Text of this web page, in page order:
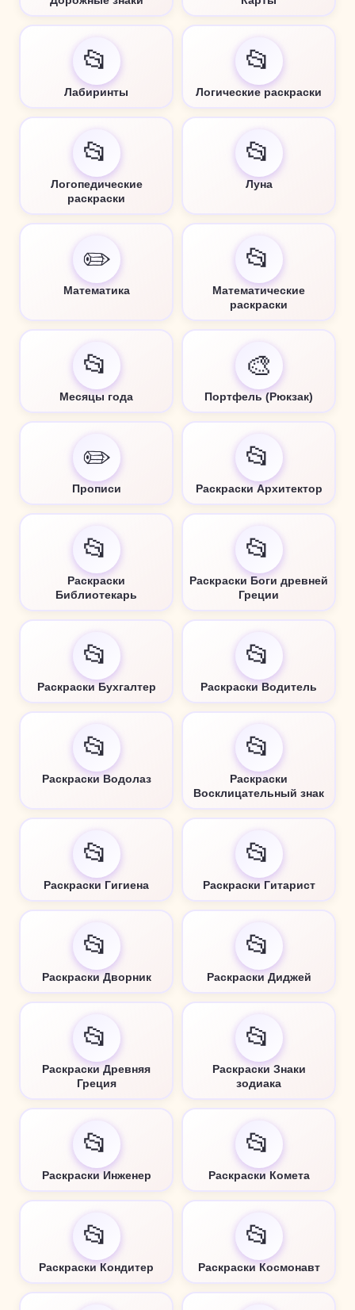
📂
Лабиринты
📂
Логические раскраски
📂
Логопедические
раскраски
📂
Луна
✏️
Математика
📂
Математические
раскраски
📂
Месяцы года
🎨
Портфель (Рюкзак)
✏️
Прописи
📂
Раскраски Архитектор
📂
Раскраски
Библиотекарь
📂
Раскраски Боги древней
Греции
📂
Раскраски Бухгалтер
📂
Раскраски Водитель
📂
Раскраски Водолаз
📂
Раскраски
Восклицательный знак
📂
Раскраски Гигиена
📂
Раскраски Гитарист
📂
Раскраски Дворник
📂
Раскраски Диджей
📂
Раскраски Древняя
Греция
📂
Раскраски Знаки
зодиака
📂
Раскраски Инженер
📂
Раскраски Комета
📂
Раскраски Кондитер
📂
Раскраски Космонавт